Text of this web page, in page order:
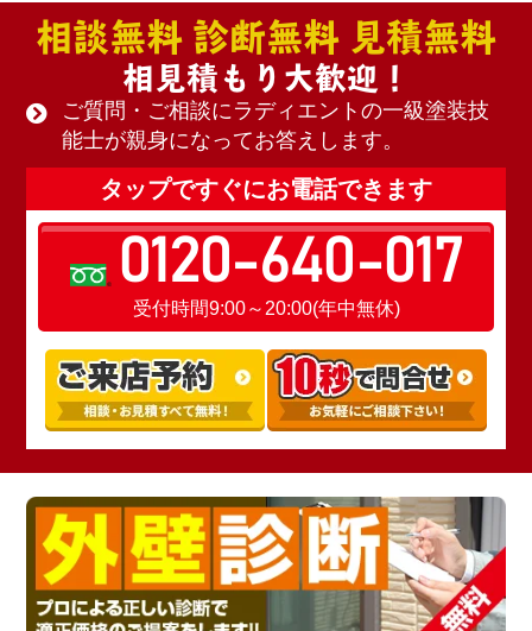
相談無料 診断無料 見積無料
相見積もり大歓迎！
ご質問・ご相談にラディエントの一級塗装技
能士が親身になってお答えします。
タップですぐにお電話できます
0120-640-017
受付時間9:00～20:00(年中無休)